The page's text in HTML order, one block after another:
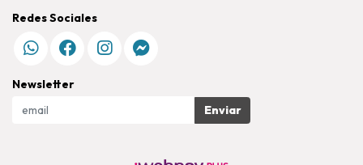
Redes Sociales
Newsletter
Enviar